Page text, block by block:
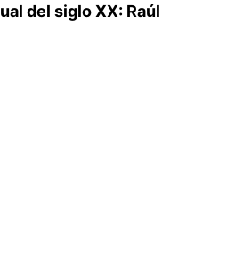
del siglo XX: Raúl